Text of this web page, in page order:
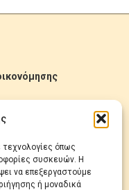
τεχνολογίες όπως
συσκευών. Η
να επεξεργαστούμε
ή μοναδικά
ηλιακό